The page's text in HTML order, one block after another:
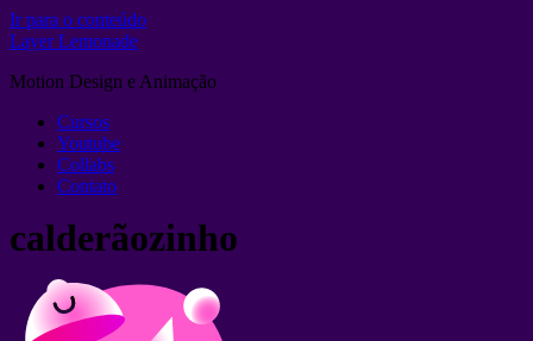
Ir para o conteúdo
Layer Lemonade
Motion Design e Animação
Cursos
Youtube
Collabs
Contato
calderãozinho